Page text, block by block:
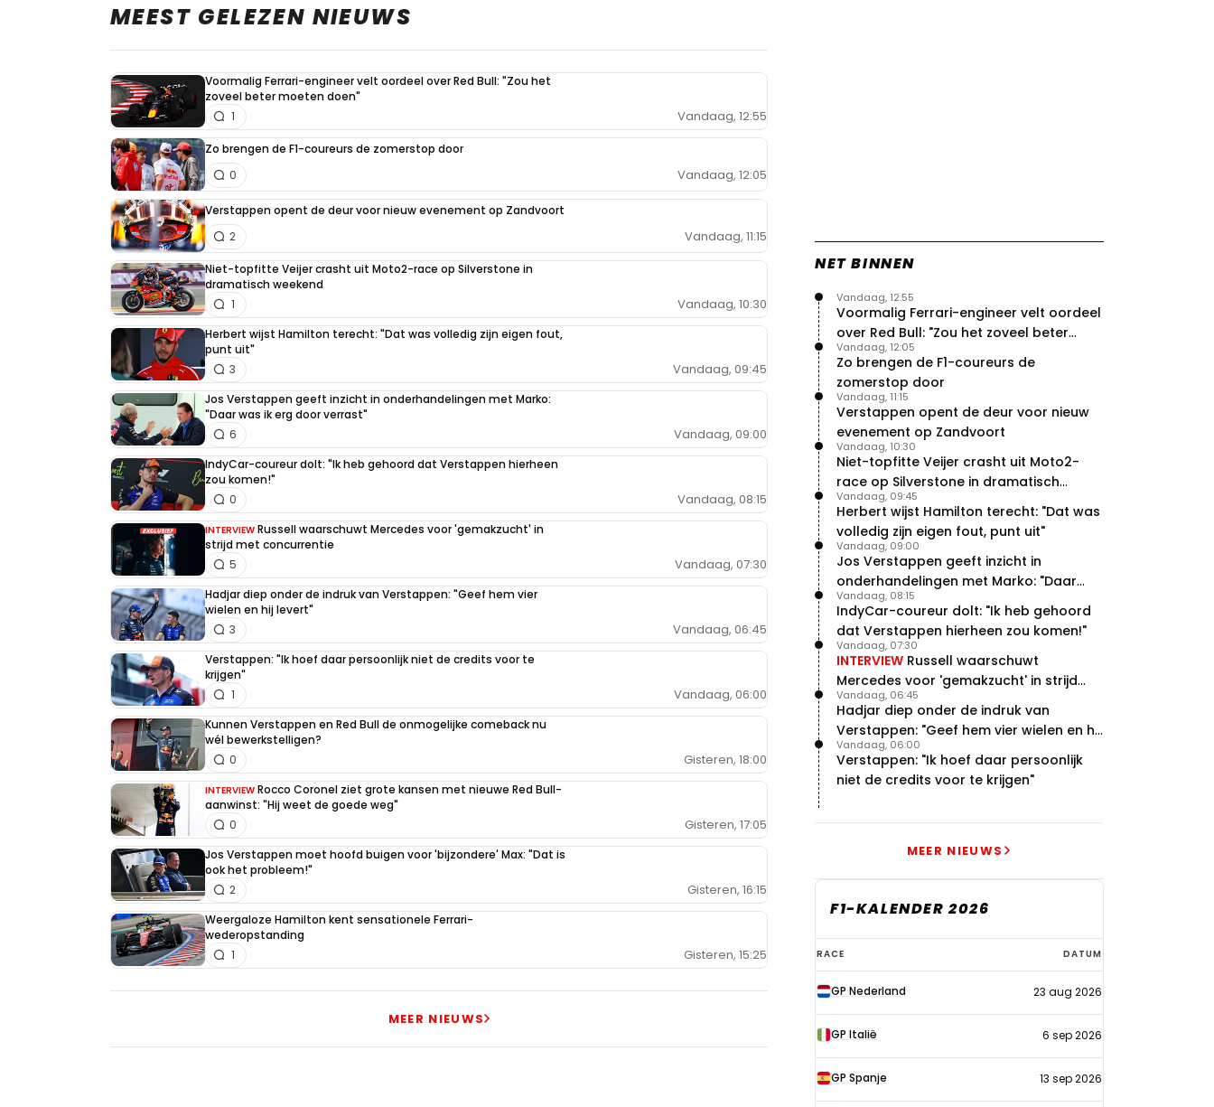
MEEST GELEZEN NIEUWS
Voormalig Ferrari-engineer velt oordeel over Red Bull: "Zou het
zoveel beter moeten doen"
Vandaag, 12:55
1
Zo brengen de F1-coureurs de zomerstop door
Vandaag, 12:05
0
Verstappen opent de deur voor nieuw evenement op Zandvoort
Vandaag, 11:15
2
Niet-topfitte Veijer crasht uit Moto2-race op Silverstone in
dramatisch weekend
Vandaag, 10:30
1
Herbert wijst Hamilton terecht: "Dat was volledig zijn eigen fout,
punt uit"
Vandaag, 09:45
3
Jos Verstappen geeft inzicht in onderhandelingen met Marko:
"Daar was ik erg door verrast"
Vandaag, 09:00
6
IndyCar-coureur dolt: "Ik heb gehoord dat Verstappen hierheen
zou komen!"
Vandaag, 08:15
0
INTERVIEW Russell waarschuwt Mercedes voor 'gemakzucht' in
strijd met concurrentie
Vandaag, 07:30
5
Hadjar diep onder de indruk van Verstappen: "Geef hem vier
wielen en hij levert"
Vandaag, 06:45
3
Verstappen: "Ik hoef daar persoonlijk niet de credits voor te
krijgen"
Vandaag, 06:00
1
Kunnen Verstappen en Red Bull de onmogelijke comeback nu
wél bewerkstelligen?
Gisteren, 18:00
0
INTERVIEW Rocco Coronel ziet grote kansen met nieuwe Red Bull-
aanwinst: "Hij weet de goede weg"
Gisteren, 17:05
0
Jos Verstappen moet hoofd buigen voor 'bijzondere' Max: "Dat is
ook het probleem!"
Gisteren, 16:15
2
Weergaloze Hamilton kent sensationele Ferrari-
wederopstanding
Gisteren, 15:25
1
MEER NIEUWS
NET BINNEN
Voormalig Ferrari-engineer velt oordeel
over Red Bull: "Zou het zoveel beter
moeten doen"
Vandaag, 12:55
Zo brengen de F1-coureurs de
zomerstop door
Vandaag, 12:05
Verstappen opent de deur voor nieuw
evenement op Zandvoort
Vandaag, 11:15
Niet-topfitte Veijer crasht uit Moto2-
race op Silverstone in dramatisch
weekend
Vandaag, 10:30
Herbert wijst Hamilton terecht: "Dat was
volledig zijn eigen fout, punt uit"
Vandaag, 09:45
Jos Verstappen geeft inzicht in
onderhandelingen met Marko: "Daar
was ik erg door verrast"
Vandaag, 09:00
IndyCar-coureur dolt: "Ik heb gehoord
dat Verstappen hierheen zou komen!"
Vandaag, 08:15
INTERVIEW Russell waarschuwt
Mercedes voor 'gemakzucht' in strijd
met concurrentie
Vandaag, 07:30
Hadjar diep onder de indruk van
Verstappen: "Geef hem vier wielen en hij
levert"
Vandaag, 06:45
Verstappen: "Ik hoef daar persoonlijk
niet de credits voor te krijgen"
Vandaag, 06:00
MEER NIEUWS
F1-KALENDER 2026
F1-
kalender
2026
RACE DATUM
GP Nederland 23 aug 2026
GP Italië 6 sep 2026
GP Spanje 13 sep 2026